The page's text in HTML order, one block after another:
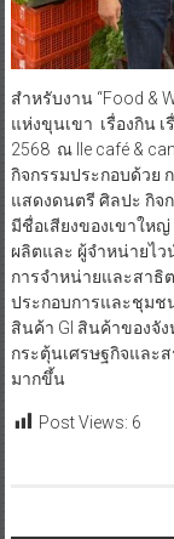
สำหรับงาน “Food &
แห่งขุนเขา เรื่องกิน
2568 ณ Ile café &
กิจกรรมประกอบด้วย
แสดงดนตรี ศิลปะ กิจ
มีชื่อเสียงของเขาให
ผลิตและ ผู้จำหน่ายไ
การจำหน่ายและสาธิ
ประกอบการและชุมช
สินค้า GI สินค้าของจั
กระตุ้นเศรษฐกิจและ
มากขึ้น
Post Views: 6